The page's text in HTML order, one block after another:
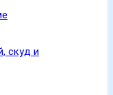
скуд и